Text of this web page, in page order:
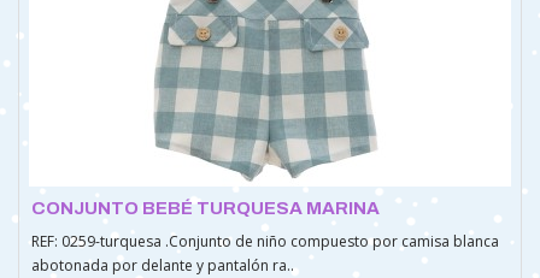
CONJUNTO BEBÉ TURQUESA MARINA
REF: 0259-turquesa .Conjunto de niño compuesto por camisa blanca
abotonada por delante y pantalón ra..